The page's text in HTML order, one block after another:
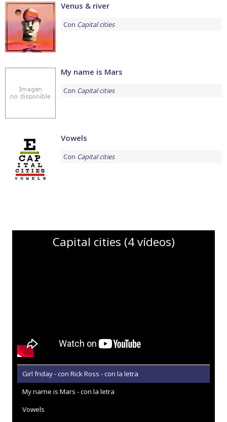
Venus & river
Con Capital cities
My name is Mars
Con Capital cities
Vowels
Con Capital cities
Capital cities (4 vídeos)
Girl friday - con Rick Ross - con la letra
My name is Mars - con la letra
Vowels